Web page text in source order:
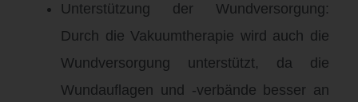
Unterstützung der Wundversorgung:
Durch die Vakuumtherapie wird auch die
Wundversorgung unterstützt, da die
Wundauflagen und -verbände besser an